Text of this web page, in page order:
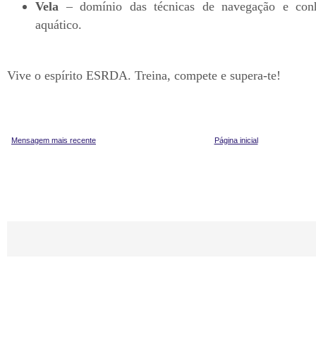
Vela – domínio das técnicas de navegação e
aquático.
Vive o espírito ESRDA. Treina, compete e supera-te!
Mensagem mais recente Página inicial